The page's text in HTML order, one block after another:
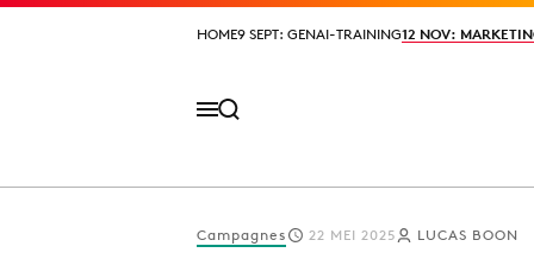
HOME9 SEPT: GENAI-TRAINING12 NOV:
HOME9 SEPT: GENAI-TRAINING12 NOV:
Campagnes 22 MEI 2025 LUCAS BOON